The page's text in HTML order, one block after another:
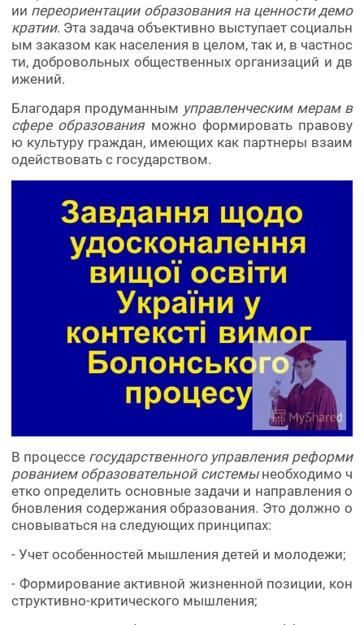
ии переориентации образования на ценности демо
кратии. Эта задача объективно выступает социальн
ым заказом как населения в целом, так и, в частнос
ти, добровольных общественных организаций и дв
ижений.
Благодаря продуманным управленческим мерам в
сфере образованияможно формировать правову
ю культуру граждан, имеющих как партнеры взаим
одействовать с государством.
В процессе государственного управления реформи
рованием образовательной системынеобходимо ч
етко определить основные задачи и направления о
бновления содержания образования. Это должно о
сновываться на следующих принципах:
- Учет особенностей мышления детей и молодежи;
- Формирование активной жизненной позиции, кон
структивно-критического мышления;